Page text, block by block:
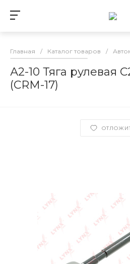
Главная / Каталог товаров /
А2-10 Тяга рулевая
(CRM-17)